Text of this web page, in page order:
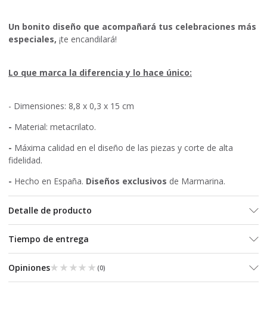
Un bonito diseño que acompañará tus celebraciones más
especiales, ¡te encandilará!
Lo que marca la diferencia y lo hace único:
- Dimensiones: 8,8 x 0,3 x 15 cm
- Material: metacrilato.
- Máxima calidad en el diseño de las piezas y corte de alta
fidelidad.
- Hecho en España. Diseños exclusivos de Marmarina.
Detalle de producto
Tiempo de entrega
Opiniones★★★★★
★★★★★ (0)